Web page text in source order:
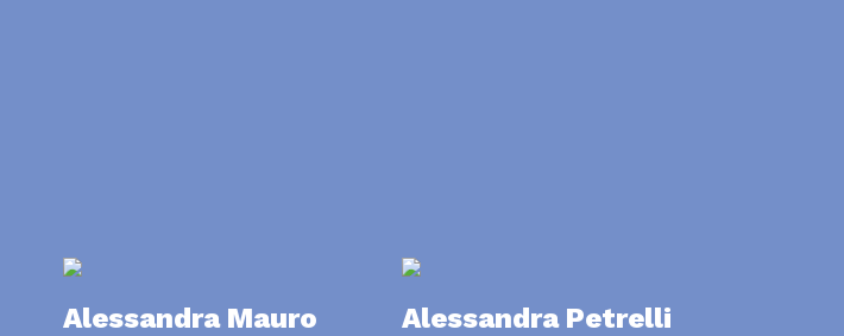
Alessandra Mauro Alessandra Petrelli